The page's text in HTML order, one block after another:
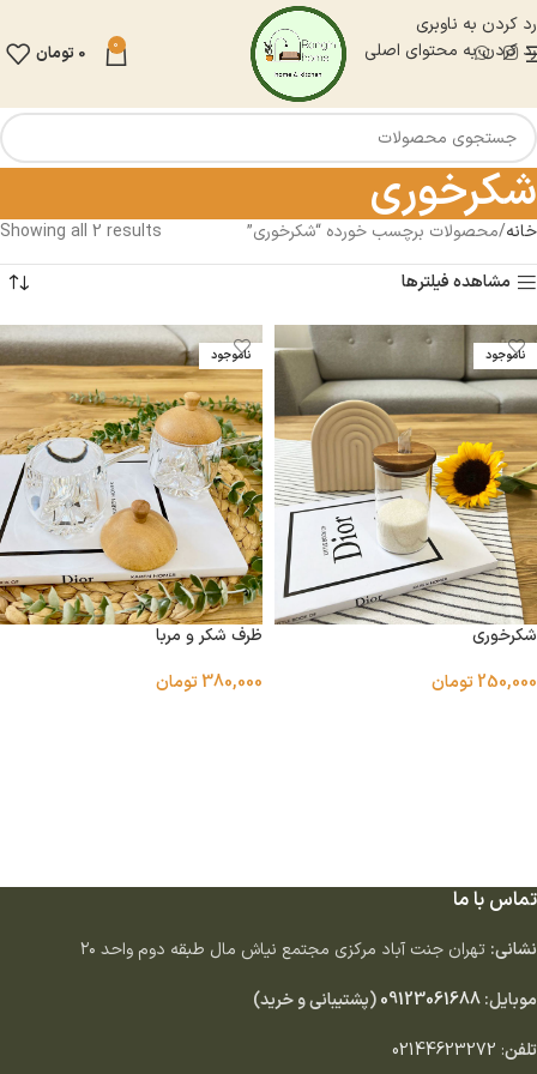
رد کردن به ناوبری
رد کردن به محتوای اصلی
0
0 تومان
شکرخوری
خانه محصولات برچسب خورده “شکرخوری”
Showing all 2 results
مشاهده فیلترها
ناموجود
شکرخوری
250,000تومان
ناموجود
ظرف شکر و مربا
380,000تومان
تماس با ما
نشانی: تهران جنت آباد مركزى مجتمع نياش مال طبقه دوم واحد ٢٠
موبایل:09123061688(پشتیبانی و خرید)
تلفن:
02144623272